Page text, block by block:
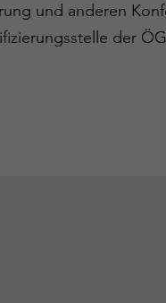
und anderen
der